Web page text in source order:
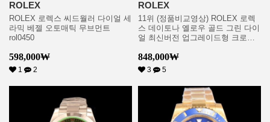
ROLEX
ROLEX 로렉스 씨드월러 다이얼 세
라믹 베젤 오토매틱 무브먼트
rol0450
598,000₩
1 2
ROLEX
11위 (정품비교영상) ROLEX 로렉
스 데이토나 옐로우 골드 그린 다이
얼 최신버전 업그레이드형 크로노
Green 다이얼 수정형 ETA 7750 오
토매틱 무브먼트 rol0730
848,000₩
3 5